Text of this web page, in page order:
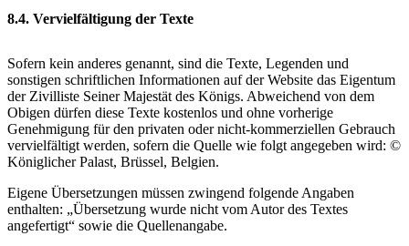
8.4. Vervielfältigung der Texte
Sofern kein anderes genannt, sind die Texte, Legenden und
sonstigen schriftlichen Informationen auf der Website das Eigentum
der Zivilliste Seiner Majestät des Königs. Abweichend von dem
Obigen dürfen diese Texte kostenlos und ohne vorherige
Genehmigung für den privaten oder nicht-kommerziellen Gebrauch
vervielfältigt werden, sofern die Quelle wie folgt angegeben wird: ©
Königlicher Palast, Brüssel, Belgien.
Eigene Übersetzungen müssen zwingend folgende Angaben
enthalten: „Übersetzung wurde nicht vom Autor des Textes
angefertigt“ sowie die Quellenangabe.